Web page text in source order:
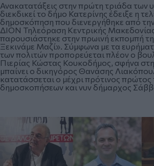
Ανακατατάξεις στην πρώτη τριάδα των
διεκδικεί το δήμο Κατερίνης έδειξε η
δημοσκόπηση που διενεργήθηκε από
ΔΙΟΝ Τηλεόραση Κεντρικής
παρουσιάστηκε στην πρωινή εκπομπή
Ξεκινάμε Μαζί». Σύμφωνα με τα
των πολιτών προπορεύεται πλέον ο
Πιερίας Κώστας Κουκοδήμος, σφήνα
μπαίνει ο δικηγόρος Θανάσης
κατατάσσεται ο μέχρι πρότινος πρώτος
δημοσκοπήσεων και νυν δήμαρχος